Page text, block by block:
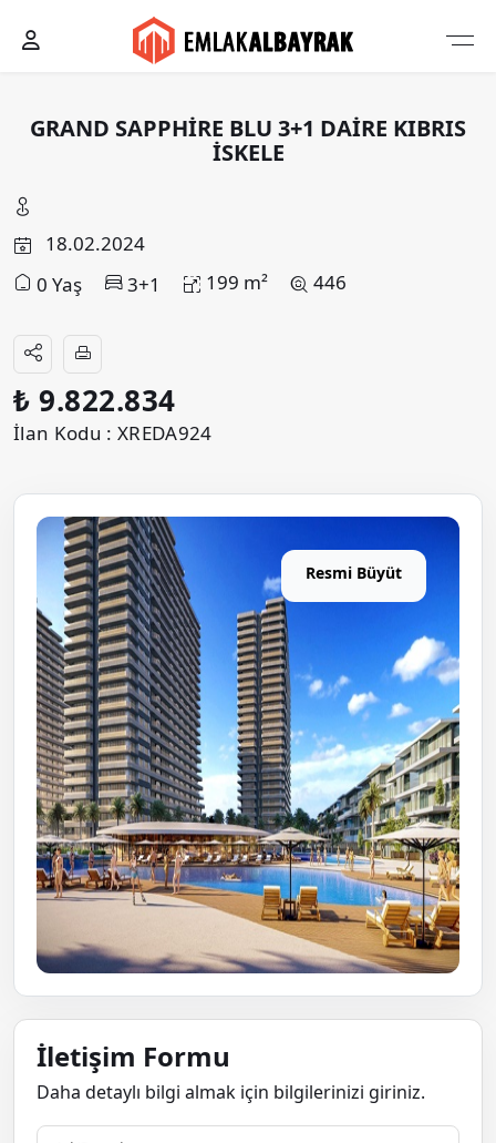
GRAND SAPPHİRE BLU 3+1 DAİRE KIBRIS
İSKELE
18.02.2024
0 Yaş
3+1 199 m² 446
₺ 9.822.834
İlan Kodu : XREDA924
Resmi Büyüt
İletişim Formu
Daha detaylı bilgi almak için bilgilerinizi giriniz.